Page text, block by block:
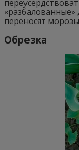
переносят
Обрезка